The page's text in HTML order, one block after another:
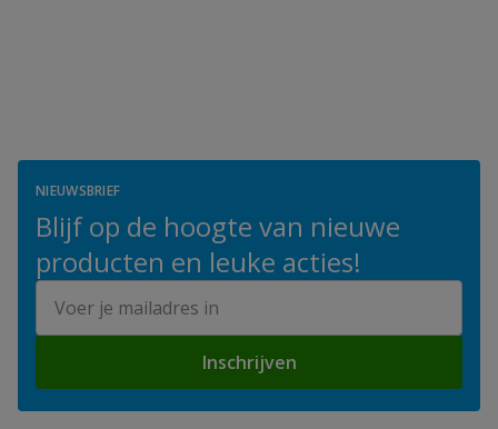
NIEUWSBRIEF
Blijf op de hoogte van nieuwe
producten en leuke acties!
Inschrijven